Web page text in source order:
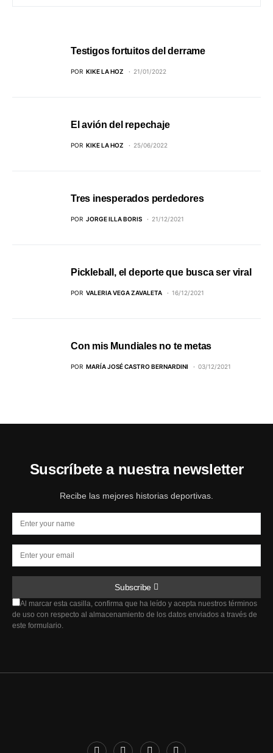
Testigos fortuitos del derrame
POR KIKE LA HOZ 21/01/2022
El avión del repechaje
POR KIKE LA HOZ 25/06/2022
Tres inesperados perdedores
POR JORGE ILLA BORIS 21/12/2021
Pickleball, el deporte que busca ser viral
POR VALERIA VEGA ZAVALETA 16/12/2021
Con mis Mundiales no te metas
POR MARÍA JOSÉ CASTRO BERNARDINI 03/12/2021
Suscríbete a nuestra newsletter
Recibe las mejores historias deportivas.
Subscribe
Al marcar esta casilla, confirma que ha leído y acepta nuestros términos
de uso con respecto al almacenamiento de los datos enviados a través de
este formulario.